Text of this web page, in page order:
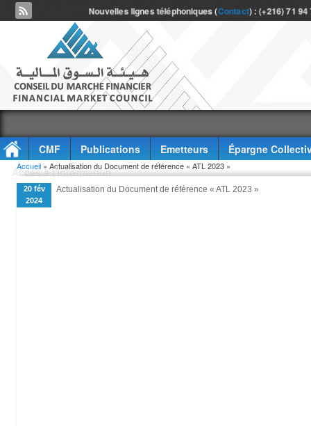
Nouvelles lignes téléphoniques (Contact) : (+216) 71
CMF Publications Emetteurs
Épargne
Accès à l'information
Vous êtes ici
Accueil » Actualisation du Document de référence « ATL 2023 »
20 fév
2024
Actualisation du Document de référence « ATL 2023 »